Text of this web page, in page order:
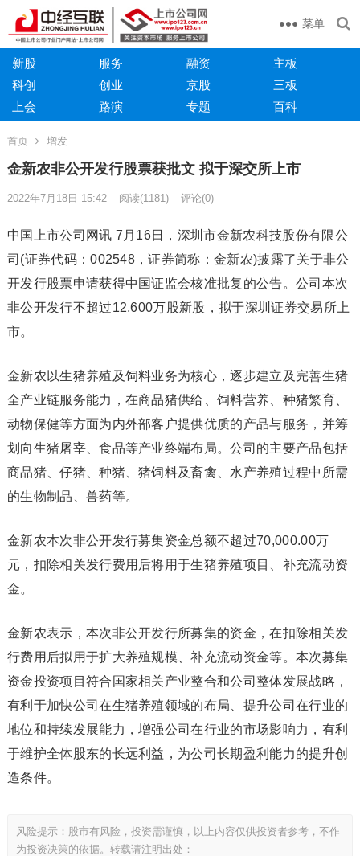
菜单
新股 服务 融资
主板
科创
创业 京股
三板
上会
路演 专题 百科
首页 增发
金新农非公开发行股票获批文 拟于深交所上市
2022年7月18日 15:42 阅读(1181) 评论(0)
中国上市公司网讯 7月16日，深圳市金新农科技股份有限公
司(证券代码：002548，证券简称：金新农)披露了关于非公
开发行股票申请获得中国证监会核准批复的公告。公司本次
非公开发行不超过12,600万股新股，拟于深圳证券交易所上
市。
金新农以生猪养殖及饲料业务为核心，逐步建立及完善生猪
全产业链服务能力，在商品猪供给、饲料营养、种猪繁育、
动物保健等方面为内外部客户提供优质的产品与服务，并筹
划向生猪屠宰、食品等产业终端布局。公司的主要产品包括
商品猪、仔猪、种猪、猪饲料及畜禽、水产养殖过程中所需
的生物制品、兽药等。
金新农本次非公开发行募集资金总额不超过70,000.00万
元，扣除相关发行费用后将用于生猪养殖项目、补充流动资
金。
金新农表示，本次非公开发行所募集的资金，在扣除相关发
行费用后拟用于扩大养殖规模、补充流动资金等。本次募集
资金投资项目符合国家相关产业整合和公司整体发展战略，
有利于加快公司在生猪养殖领域的布局、提升公司在行业的
地位和持续发展能力，增强公司在行业的市场影响力，有利
于维护全体股东的长远利益，为公司长期盈利能力的提升创
造条件。
风险提示：股市有风险，投资需谨慎，以上内容仅供投资者参考，不作
为投资决策的依据。转载请注明出处：